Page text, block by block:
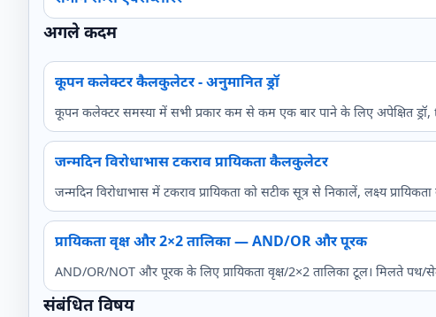
अगले कदम
कूपन कलेक्टर कैलकुलेटर - अनुमानित ड्रॉ
कूपन कलेक्टर समस्या में सभी प्रकार कम से कम एक बार पाने के लिए अपेक्षित
जन्मदिन विरोधाभास टकराव प्रायिकता कैलकुलेटर
जन्मदिन विरोधाभास में टकराव प्रायिकता को सटीक सूत्र से निकालें, लक्ष्य
प्रायिकता वृक्ष और 2×2 तालिका — AND/OR और पूरक
AND/OR/NOT और पूरक के लिए प्रायिकता वृक्ष/2×2 तालिका टूल। मिलते पथ/
संबंधित विषय